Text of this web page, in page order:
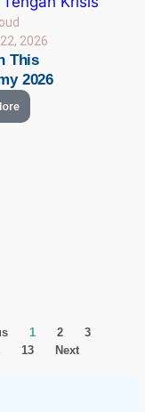
2026
This
2026
1 2
3
13 Next